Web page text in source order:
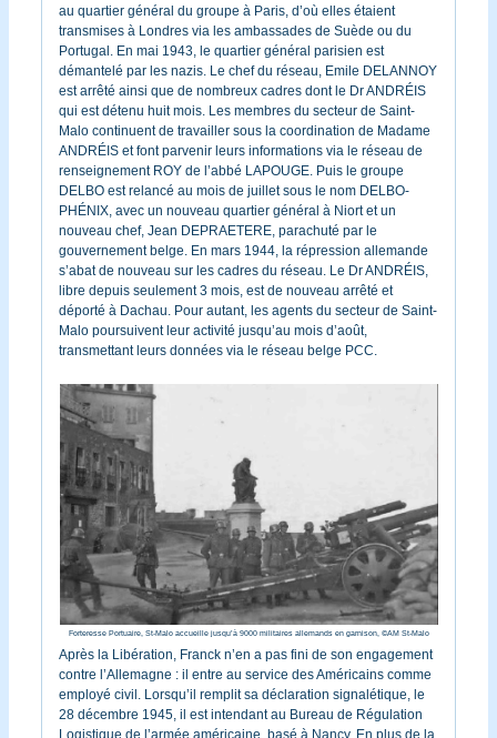
au quartier général du groupe à Paris, d’où elles étaient
transmises à Londres via les ambassades de Suède ou du
Portugal. En mai 1943, le quartier général parisien est
démantelé par les nazis. Le chef du réseau, Emile DELANNOY
est arrêté ainsi que de nombreux cadres dont le Dr ANDRÉIS
qui est détenu huit mois. Les membres du secteur de Saint-
Malo continuent de travailler sous la coordination de Madame
ANDRÉIS et font parvenir leurs informations via le réseau de
renseignement ROY de l’abbé LAPOUGE. Puis le groupe
DELBO est relancé au mois de juillet sous le nom DELBO-
PHÉNIX, avec un nouveau quartier général à Niort et un
nouveau chef, Jean DEPRAETERE, parachuté par le
gouvernement belge. En mars 1944, la répression allemande
s’abat de nouveau sur les cadres du réseau. Le Dr ANDRÉIS,
libre depuis seulement 3 mois, est de nouveau arrêté et
déporté à Dachau. Pour autant, les agents du secteur de Saint-
Malo poursuivent leur activité jusqu’au mois d’août,
transmettant leurs données via le réseau belge PCC.
Forteresse Portuaire, St-Malo accueille jusqu’à 9000 militaires allemands en garnison, ©AM St-Malo
Après la Libération, Franck n’en a pas fini de son engagement
contre l’Allemagne : il entre au service des Américains comme
employé civil. Lorsqu’il remplit sa déclaration signalétique, le
28 décembre 1945, il est intendant au Bureau de Régulation
Logistique de l’armée américaine, basé à Nancy. En plus de la